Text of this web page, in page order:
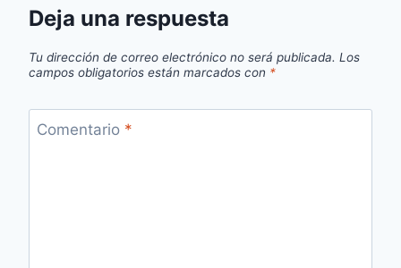
Deja una respuesta
Tu dirección de correo electrónico no será publicada. Los
campos obligatorios están marcados con *
Comentario *